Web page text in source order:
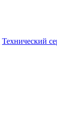
Технический